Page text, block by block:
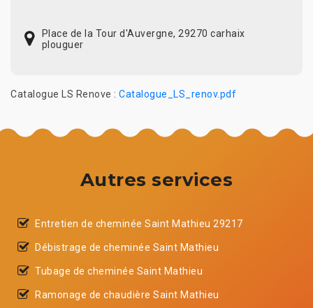
Place de la Tour d'Auvergne, 29270 carhaix
plouguer
Catalogue LS Renove : Catalogue_LS_renov.pdf
Autres services
Entretien de cheminée Saint Mathieu 29217
Débistrage de cheminée Saint Mathieu
Tubage de cheminée Saint Mathieu
Ramonage de chaudière Saint Mathieu